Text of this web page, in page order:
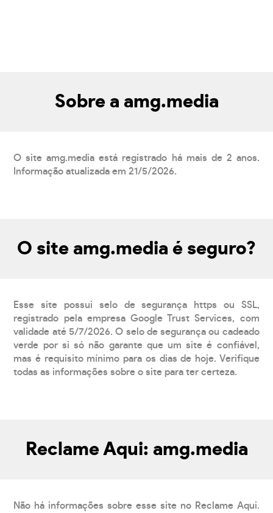
Sobre a amg.media
O site amg.media está registrado há mais de 2 anos.
Informação atualizada em 21/5/2026.
O site amg.media é seguro?
Esse site possui selo de segurança https ou SSL,
registrado pela empresa Google Trust Services, com
validade até 5/7/2026. O selo de segurança ou cadeado
verde por si só não garante que um site é confiável,
mas é requisito mínimo para os dias de hoje. Verifique
todas as informações sobre o site para ter certeza.
Reclame Aqui: amg.media
Não há informações sobre esse site no Reclame Aqui.